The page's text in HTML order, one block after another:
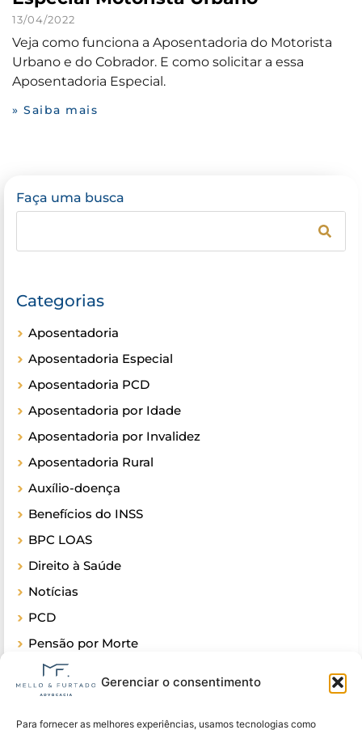
Gerenciar o consentimento
Para fornecer as melhores experiências, usamos tecnologias como
13/04/2022
Veja como funciona a Aposentadoria do Motorista
Urbano e do Cobrador. E como solicitar a essa
Aposentadoria Especial.
» Saiba mais
Faça uma busca
Categorias
Aposentadoria
Aposentadoria Especial
Aposentadoria PCD
Aposentadoria por Idade
Aposentadoria por Invalidez
Aposentadoria Rural
Auxílio-doença
Benefícios do INSS
BPC LOAS
Direito à Saúde
Notícias
PCD
Pensão por Morte
Sobre o INSS